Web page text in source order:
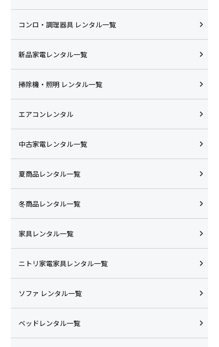
コンロ・調理器具 レンタル一覧
新品家電レンタル一覧
掃除機・照明 レンタル一覧
エアコンレンタル
中古家電レンタル一覧
夏商品レンタル一覧
冬商品レンタル一覧
家具レンタル一覧
ニトリ家電家具レンタル一覧
ソファ レンタル一覧
ベッドレンタル一覧